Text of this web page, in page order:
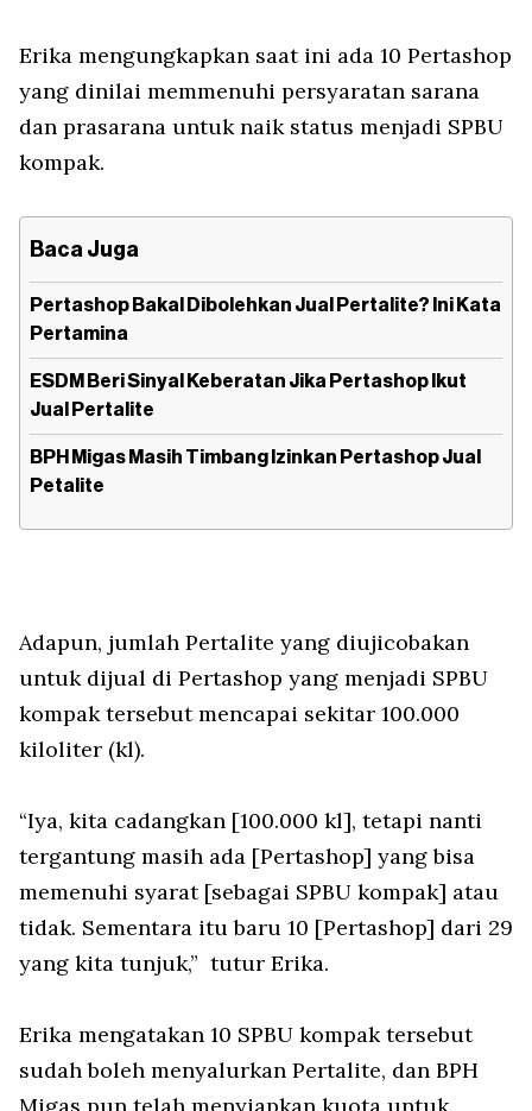
Erika mengungkapkan saat ini ada 10 Pertashop
yang dinilai memmenuhi persyaratan sarana
dan prasarana untuk naik status menjadi SPBU
kompak.
Baca Juga
Pertashop Bakal Dibolehkan Jual Pertalite? Ini Kata
Pertamina
ESDM Beri Sinyal Keberatan Jika Pertashop Ikut
Jual Pertalite
BPH Migas Masih Timbang Izinkan Pertashop Jual
Petalite
Adapun, jumlah Pertalite yang diujicobakan
untuk dijual di Pertashop yang menjadi SPBU
kompak tersebut mencapai sekitar 100.000
kiloliter (kl).
“Iya, kita cadangkan [100.000 kl], tetapi nanti
tergantung masih ada [Pertashop] yang bisa
memenuhi syarat [sebagai SPBU kompak] atau
tidak. Sementara itu baru 10 [Pertashop] dari 29
yang kita tunjuk,” tutur Erika.
Erika mengatakan 10 SPBU kompak tersebut
sudah boleh menyalurkan Pertalite, dan BPH